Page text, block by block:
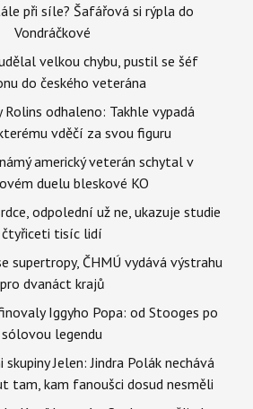
při síle? Šafářová si rýpla do
Vondráčkové
velkou chybu, pustil se šéf
do českého veterána
odhaleno: Takhle vypadá
vděčí za svou figuru
americký veterán schytal v
duelu bleskové KO
odpolední už ne, ukazuje studie
čtyřiceti tisíc lidí
supertropy, ČHMÚ vydává výstrahu
pro dvanáct krajů
Iggyho Popa: od Stooges po
sólovou legendu
Jelen: Jindra Polák nechává
tam, kam fanoušci dosud nesměli